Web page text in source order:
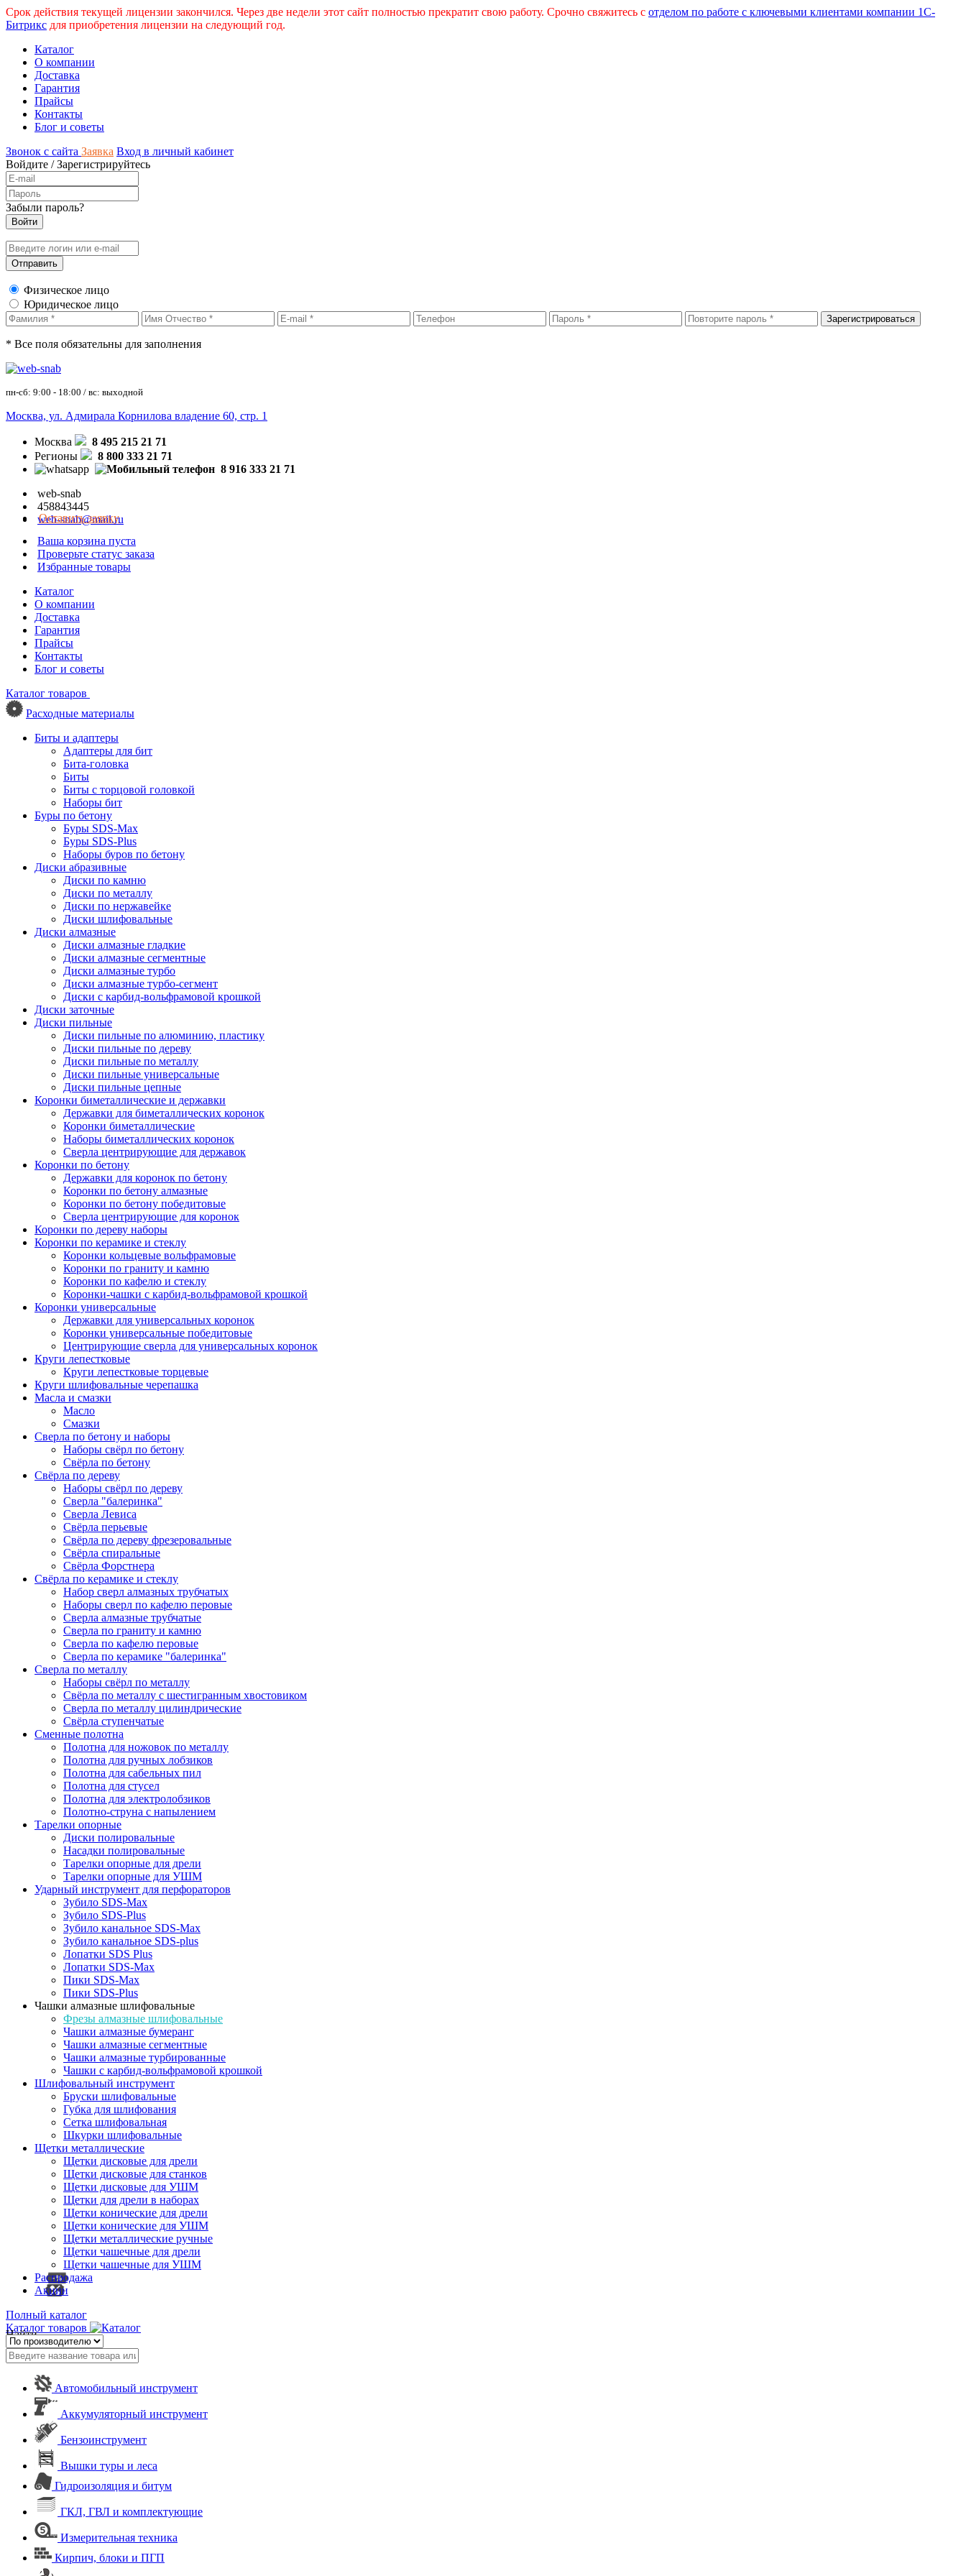
Срок действия текущей лицензии закончился. Через две недели этот сайт полностью прекратит свою работу. Срочно свяжитесь с отделом по работе с ключевыми клиентами компании 1С-
Битрикс для приобретения лицензии на следующий год.
Каталог
О компании
Доставка
Гарантия
Прайсы
Контакты
Блог и советы
Звонок с сайта Заявка Вход в личный кабинет
Войдите /Зарегистрируйтесь
Забыли пароль?
Физическое лицо
Юридическое лицо
* Все поля обязательны для заполнения
пн-сб: 9:00 - 18:00 / вс: выходной
Москва, ул. Адмирала Корнилова владение 60, стр. 1
Москва
8 495 215 21 71
Регионы
8 800 333 21 71
8 916 333 21 71
web-snab
458843445
web-snab@mail.ru
Оставить заявку
Ваша корзина пуста
Проверьте статус заказа
Избранные товары
Каталог
О компании
Доставка
Гарантия
Прайсы
Контакты
Блог и советы
Каталог товаров
Расходные материалы
Биты и адаптеры
Адаптеры для бит
Бита-головка
Биты
Биты с торцовой головкой
Наборы бит
Буры по бетону
Буры SDS-Max
Буры SDS-Plus
Наборы буров по бетону
Диски абразивные
Диски по камню
Диски по металлу
Диски по нержавейке
Диски шлифовальные
Диски алмазные
Диски алмазные гладкие
Диски алмазные сегментные
Диски алмазные турбо
Диски алмазные турбо-сегмент
Диски с карбид-вольфрамовой крошкой
Диски заточные
Диски пильные
Диски пильные по алюминию, пластику
Диски пильные по дереву
Диски пильные по металлу
Диски пильные универсальные
Диски пильные цепные
Коронки биметаллические и державки
Державки для биметаллических коронок
Коронки биметаллические
Наборы биметаллических коронок
Сверла центрирующие для державок
Коронки по бетону
Державки для коронок по бетону
Коронки по бетону алмазные
Коронки по бетону победитовые
Сверла центрирующие для коронок
Коронки по дереву наборы
Коронки по керамике и стеклу
Коронки кольцевые вольфрамовые
Коронки по граниту и камню
Коронки по кафелю и стеклу
Коронки-чашки с карбид-вольфрамовой крошкой
Коронки универсальные
Державки для универсальных коронок
Коронки универсальные победитовые
Центрирующие сверла для универсальных коронок
Круги лепестковые
Круги лепестковые торцевые
Круги шлифовальные черепашка
Масла и смазки
Масло
Смазки
Сверла по бетону и наборы
Наборы свёрл по бетону
Свёрла по бетону
Свёрла по дереву
Наборы свёрл по дереву
Сверла "балеринка"
Сверла Левиса
Свёрла перьевые
Свёрла по дереву фрезеровальные
Свёрла спиральные
Свёрла Форстнера
Свёрла по керамике и стеклу
Набор сверл алмазных трубчатых
Наборы сверл по кафелю перовые
Сверла алмазные трубчатые
Сверла по граниту и камню
Сверла по кафелю перовые
Сверла по керамике "балеринка"
Сверла по металлу
Наборы свёрл по металлу
Свёрла по металлу с шестигранным хвостовиком
Сверла по металлу цилиндрические
Свёрла ступенчатые
Сменные полотна
Полотна для ножовок по металлу
Полотна для ручных лобзиков
Полотна для сабельных пил
Полотна для стусел
Полотна для электролобзиков
Полотно-струна с напылением
Тарелки опорные
Диски полировальные
Насадки полировальные
Тарелки опорные для дрели
Тарелки опорные для УШМ
Ударный инструмент для перфораторов
Зубило SDS-Max
Зубило SDS-Plus
Зубило канальное SDS-Max
Зубило канальное SDS-plus
Лопатки SDS Plus
Лопатки SDS-Max
Пики SDS-Max
Пики SDS-Plus
Чашки алмазные шлифовальные
Фрезы алмазные шлифовальные
Чашки алмазные бумеранг
Чашки алмазные сегментные
Чашки алмазные турбированные
Чашки с карбид-вольфрамовой крошкой
Шлифовальный инструмент
Бруски шлифовальные
Губка для шлифования
Сетка шлифовальная
Шкурки шлифовальные
Щетки металлические
Щетки дисковые для дрели
Щетки дисковые для станков
Щетки дисковые для УШМ
Щетки для дрели в наборах
Щетки конические для дрели
Щетки конические для УШМ
Щетки металлические ручные
Щетки чашечные для дрели
Щетки чашечные для УШМ
Распродажа
Акции
Полный каталог
Каталог товаров
Найти
Автомобильный инструмент
Аккумуляторный инструмент
Бензоинструмент
Вышки туры и леса
Гидроизоляция и битум
ГКЛ, ГВЛ и комплектующие
Измерительная техника
Кирпич, блоки и ПГП